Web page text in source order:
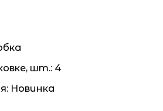
шт.: 4
Новинка